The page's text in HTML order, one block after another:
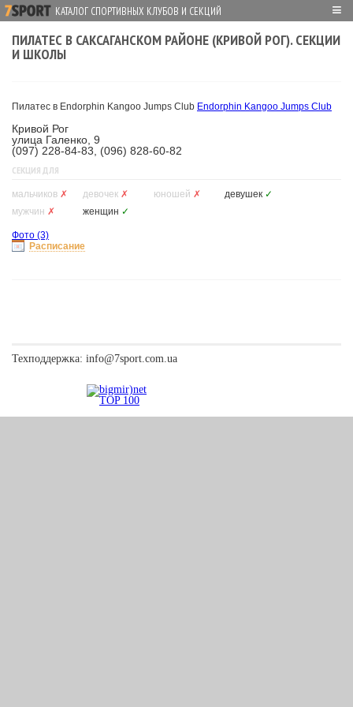
КАТАЛОГ СПОРТИВНЫХ КЛУБОВ И СЕКЦИЙ ≡
ПИЛАТЕС В САКСАГАНСКОМ РАЙОНЕ (КРИВОЙ РОГ). СЕКЦИИ
И ШКОЛЫ
Пилатес в Endorphin Kangoo Jumps Club Endorphin Kangoo Jumps Club
Кривой Рог
улица Галенко, 9
(097) 228-84-83, (096) 828-60-82
СЕКЦИЯ ДЛЯ
мальчиков ✗ девочек ✗ юношей ✗ девушек ✓
мужчин ✗ женщин ✓
Фото (3)
Расписание
Техподдержка: info@7sport.com.ua